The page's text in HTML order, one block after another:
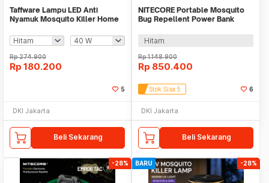
Taffware Lampu LED Anti
Nyamuk Mosquito Killer Home
Rp274.900
Rp 180.200
5
DKI Jakarta
Beli Sekarang
NITECORE Portable Mosquito
Bug Repellent Power Bank
Hitam
Rp1.148.900
Rp 850.400
Stok Sisa 5 6
DKI Jakarta
Beli Sekarang
-28% BARU -28%